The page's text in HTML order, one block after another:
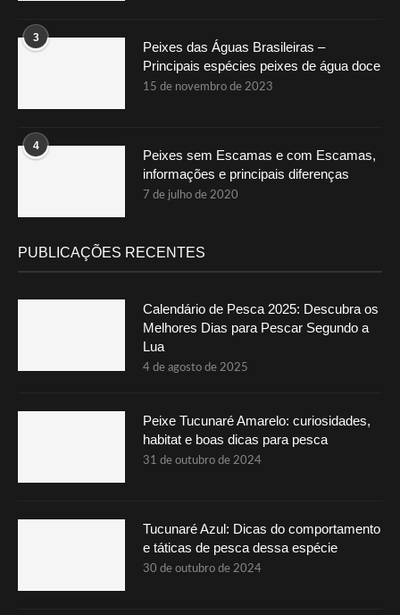
3
Peixes das Águas Brasileiras –
Principais espécies peixes de água doce
15 de novembro de 2023
4
Peixes sem Escamas e com Escamas,
informações e principais diferenças
7 de julho de 2020
PUBLICAÇÕES RECENTES
Calendário de Pesca 2025: Descubra os
Melhores Dias para Pescar Segundo a
Lua
4 de agosto de 2025
Peixe Tucunaré Amarelo: curiosidades,
habitat e boas dicas para pesca
31 de outubro de 2024
Tucunaré Azul: Dicas do comportamento
e táticas de pesca dessa espécie
30 de outubro de 2024